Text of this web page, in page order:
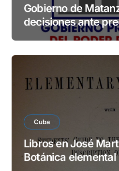
Gobierno de
decisiones ante
Cuba
Libros en José
Botánica elemental